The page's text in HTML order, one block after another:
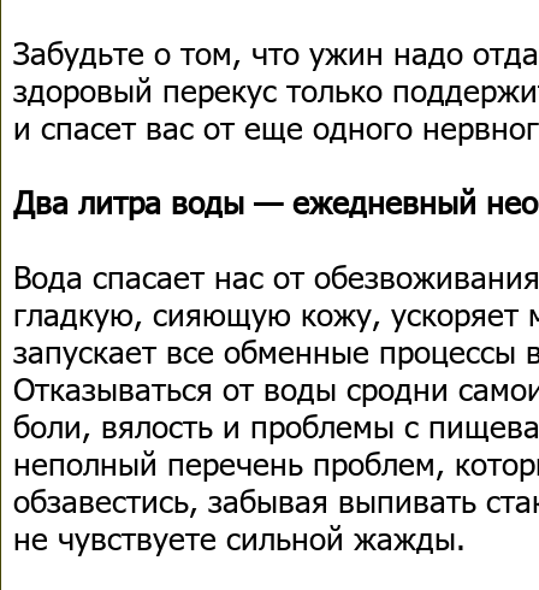
Забудьте о том, что ужин надо
здоровый перекус только
и спасет вас от еще одного
Два литра воды — ежедневный
Вода спасает нас от
гладкую, сияющую кожу, ускоряет
запускает все обменные процессы
Отказываться от воды сродни
боли, вялость и проблемы с
неполный перечень проблем,
обзавестись, забывая выпивать
не чувствуете сильной жажды.